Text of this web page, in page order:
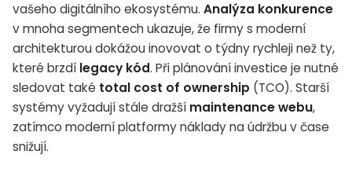
vašeho digitálního ekosystému. Analýza konkurence
v mnoha segmentech ukazuje, že firmy s moderní
architekturou dokážou inovovat o týdny rychleji než ty,
které brzdí legacy kód. Při plánování investice je nutné
sledovat také total cost of ownership (TCO). Starší
systémy vyžadují stále dražší maintenance webu,
zatímco moderní platformy náklady na údržbu v čase
snižují.